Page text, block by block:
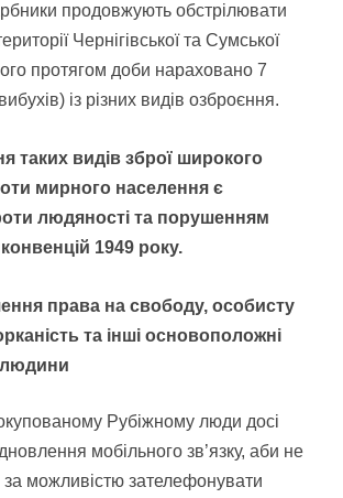
продовжують обстрілювати
Чернігівської та Сумської
протягом доби нараховано 7
із різних видів озброєння.
таких видів зброї широкого
мирного населення є
людяності та порушенням
1949 року.
права на свободу, особисту
та інші основоположні
Рубіжному люди досі
мобільного зв’язку, аби не
за можливістю зателефонувати